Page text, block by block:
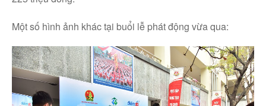
Một số hình ảnh khác tại buổi lễ phát động vừa qua: